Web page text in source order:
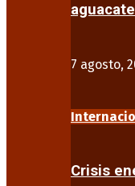
7 agosto,
Crisis